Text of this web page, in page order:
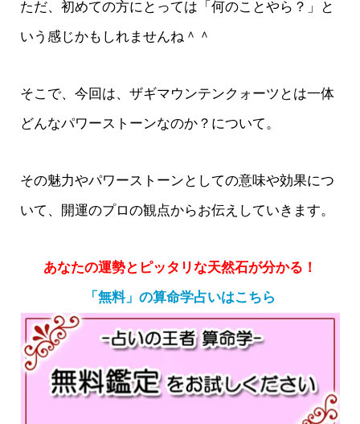
ただ、初めての方にとっては「何のことやら？」と
いう感じかもしれませんね＾＾
そこで、今回は、ザギマウンテンクォーツとは一体
どんなパワーストーンなのか？について。
その魅力やパワーストーンとしての意味や効果につ
いて、開運のプロの観点からお伝えしていきます。
あなたの運勢とピッタリな天然石が分かる！
「無料」の算命学占いはこちら